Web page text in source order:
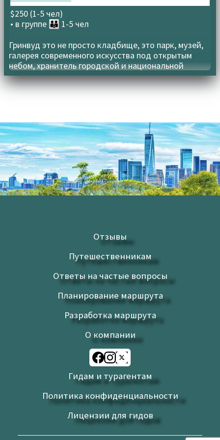
$250 (1-5 чел)
• в группе 👪 1-5 чел
5.00
из 5
Гринвуд это не просто кладбище, это парк, музей,
галерея современного искусства под открытым
небом, хранитель городской и национальной
истории, наконец
Отзывы
Путешественникам
Ответы на частые вопросы
Планирование маршрута
Разработка маршрута
О компании
Гидам и турагентам
Политика конфиденциальности
Лицензии для гидов